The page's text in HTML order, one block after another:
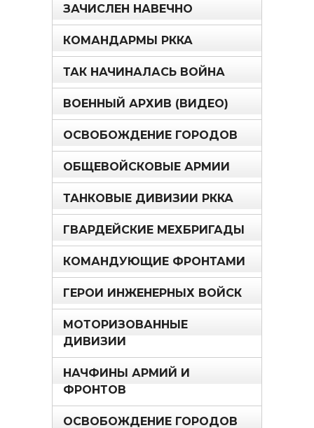
ЗАЧИСЛЕН НАВЕЧНО
КОМАНДАРМЫ РККА
ТАК НАЧИНАЛАСЬ ВОЙНА
ВОЕННЫЙ АРХИВ (ВИДЕО)
ОСВОБОЖДЕНИЕ ГОРОДОВ
ОБЩЕВОЙСКОВЫЕ АРМИИ
ТАНКОВЫЕ ДИВИЗИИ РККА
ГВАРДЕЙСКИЕ МЕХБРИГАДЫ
КОМАНДУЮЩИЕ ФРОНТАМИ
ГЕРОИ ИНЖЕНЕРНЫХ ВОЙСК
МОТОРИЗОВАННЫЕ
ДИВИЗИИ
НАЧФИНЫ АРМИЙ И
ФРОНТОВ
ОСВОБОЖДЕНИЕ ГОРОДОВ